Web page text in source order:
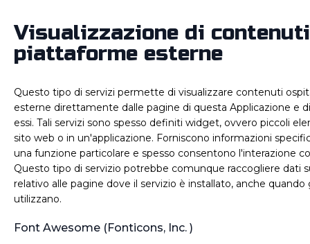
Visualizzazione di
piattaforme esterne
Questo tipo di servizi permette di visualizzare contenuti
esterne direttamente dalle pagine di questa Applicazione e
essi. Tali servizi sono spesso definiti widget, ovvero piccoli
sito web o in un'applicazione. Forniscono informazioni
una funzione particolare e spesso consentono l'interazione
Questo tipo di servizio potrebbe comunque raccogliere dati
relativo alle pagine dove il servizio è installato, anche
utilizzano.
Font Awesome (Fonticons, Inc. )